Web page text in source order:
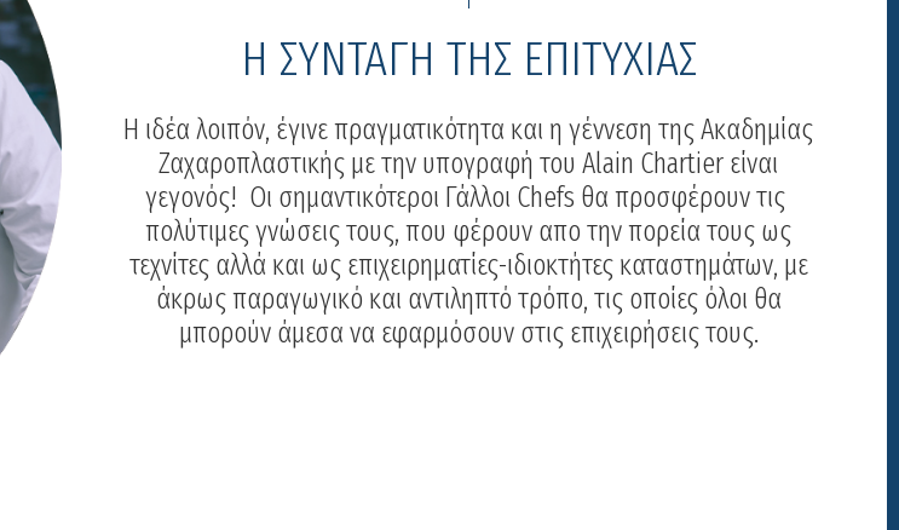
Η ΣΥΝΤΑΓΗ ΤΗΣ ΕΠΙΤΥΧΙΑΣ
Η ιδέα λοιπόν, έγινε πραγματικότητα και η γέννεση της Ακαδημίας
Ζαχαροπλαστικής με την υπογραφή του Alain Chartier είναι
γεγονός! Οι σημαντικότεροι Γάλλοι Chefs θα προσφέρουν τις
πολύτιμες γνώσεις τους, που φέρουν απο την πορεία τους ως
τεχνίτες αλλά και ως επιχειρηματίες-ιδιοκτήτες καταστημάτων, με
άκρως παραγωγικό και αντιληπτό τρόπο, τις οποίες όλοι θα
μπορούν άμεσα να εφαρμόσουν στις επιχειρήσεις τους.